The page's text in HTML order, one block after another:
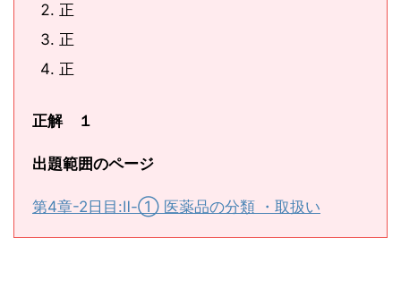
正
正
正
正解 １
出題範囲のページ
第4章-2日目:Ⅱ-① 医薬品の分類 ・取扱い